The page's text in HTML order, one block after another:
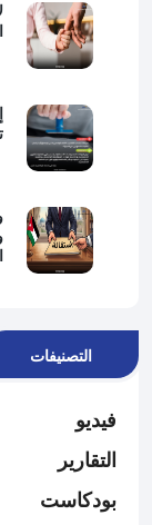
التصنيفات
فيديو
التقارير
بودكاست